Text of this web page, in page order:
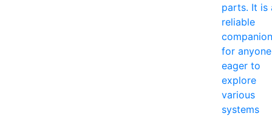
parts. It is
reliable
companion
for anyone
eager to
explore
various
systems